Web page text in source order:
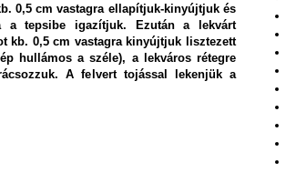
0,5 cm vastagra ellapítjuk-kinyújtjuk és
a tepsibe igazítjuk. Ezután a lekvárt
kb. 0,5 cm vastagra kinyújtjuk lisztezett
hullámos a széle), a lekváros rétegre
A felvert tojással lekenjük a